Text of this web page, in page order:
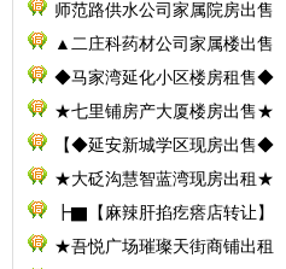
师范路供水公司家属院房出售
▲二庄科药材公司家属楼出售
◆马家湾延化小区楼房租售◆
★七里铺房产大厦楼房出售★
【◆延安新城学区现房出售◆
★大砭沟慧智蓝湾现房出租★
┣▇【麻辣肝掐疙瘩店转让】
★吾悦广场璀璨天街商铺出租